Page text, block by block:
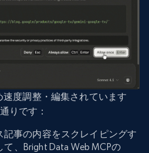
速度調整・編集されています
りです：
記事の内容をスクレイピングす
、Bright Data Web MCPの